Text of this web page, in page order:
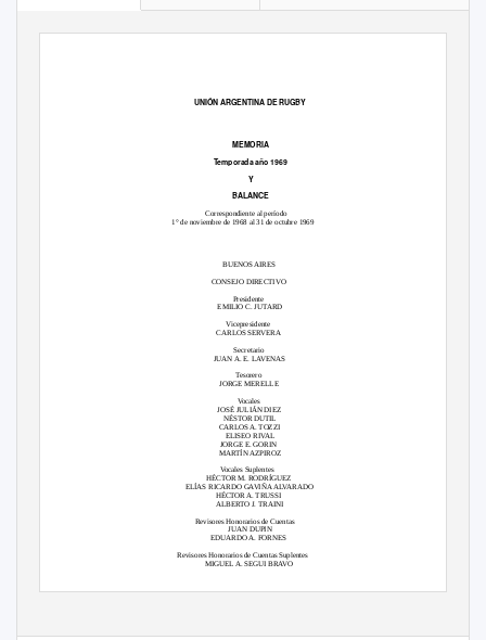
UNIÓN ARGENTINA DE RUGBY
MEMORIA
Temporada año 1969
Y
BALANCE
Correspondiente al período
1° de noviembre de 1968 al 31 de octubre 1969
BUENOS AIRES
CONSEJO DIRECTIVO
Presidente
EMILIO C. JUTARD
Vicepresidente
CARLOS SERVERA
Secretario
JUAN A. E. LAVENAS
Tesorero
JORGE MERELLE
Vocales
JOSÉ JULIÁN DIEZ
NÉSTOR DUTIL
CARLOS A. TOZZI
ELISEO RIVAL
JORGE E. GORIN
MARTÍN AZPIROZ
Vocales Suplentes
HÉCTOR M. RODRÍGUEZ
ELÍAS RICARDO GAVIÑA ALVARADO
HÉCTOR A. TRUSSI
ALBERTO J. TRAINI
Revisores Honorarios de Cuentas
JUAN DUPIN
EDUARDO A. FORNES
Revisores Honorarios de Cuentas Suplentes
MIGUEL A. SEGUI BRAVO